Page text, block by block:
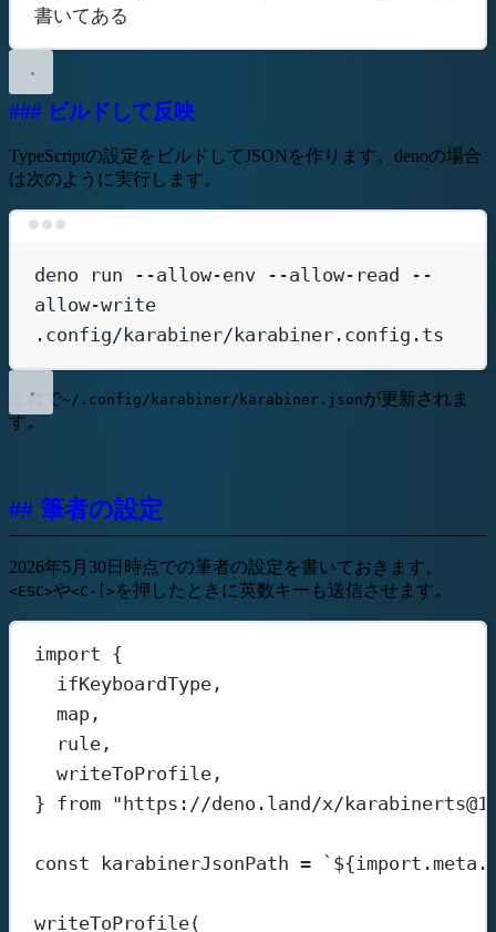
書いてある
### ビルドして反映
TypeScriptの設定をビルドしてJSONを作ります。denoの場合
は次のように実行します。
deno run --allow-env --allow-read
--
allow-write
.config/karabiner/karabiner.config.ts
これで~/.config/karabiner/karabiner.jsonが更新されま
す。
## 筆者の設定
2026年5月30日時点での筆者の設定を書いておきます。
<ESC>や<C-[> を押したときに英数キーも送信させます。
import {
ifKeyboardType,
map,
rule,
writeToProfile,
} from "https://deno.land/x/
const karabinerJsonPath = `${import . meta .
writeToProfile(